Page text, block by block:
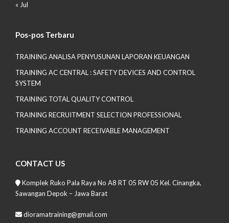
« Jul
Pos-pos Terbaru
TRAINING ANALISA PENYUSUNAN LAPORAN KEUANGAN
TRAINING AC CENTRAL : SAFETY DEVICES AND CONTROL
SYSTEM
TRAINING TOTAL QUALITY CONTROL
TRAINING RECRUITMENT SELECTION PROFESSIONAL
TRAINING ACCOUNT RECEIVABLE MANAGEMENT
CONTACT US
Komplek Ruko Pala Raya No A8 RT 05 RW 05 Kel. Cinangka,
Sawangan Depok – Jawa Barat
dioramatraining@gmail.com